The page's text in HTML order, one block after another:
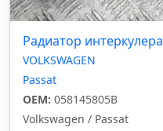
Радиатор интеркулера
VOLKSWAGEN
Passat
OEM: 058145805B
Volkswagen / Passat